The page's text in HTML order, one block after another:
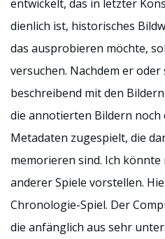
entwickelt, das in letzter
dienlich ist, historisches
das ausprobieren möchte,
versuchen. Nachdem er
beschreibend mit den
die annotierten Bildern noch
Metadaten zugespielt, die
memorieren sind. Ich könnte
anderer Spiele vorstellen.
Chronologie-Spiel. Der
die anfänglich aus sehr